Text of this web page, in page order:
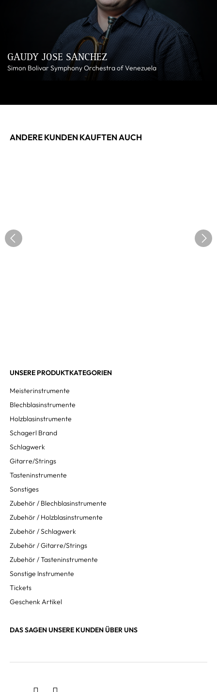
GAUDY JOSE SANCHEZ
Simon Bolivar Symphony Orchestra of Venezuela
ANDERE KUNDEN KAUFTEN AUCH
UNSERE PRODUKTKATEGORIEN
Meisterinstrumente
Blechblasinstrumente
Holzblasinstrumente
Schagerl Brand
Schlagwerk
Gitarre/Strings
Tasteninstrumente
Sonstiges
Zubehör / Blechblasinstrumente
Zubehör / Holzblasinstrumente
Zubehör / Schlagwerk
Zubehör / Gitarre/Strings
Zubehör / Tasteninstrumente
Sonstige Instrumente
Tickets
Geschenk Artikel
DAS SAGEN UNSERE KUNDEN ÜBER UNS